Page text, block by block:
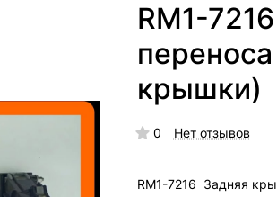
RM1-
крышки)
0 Нет отзывов
RM1-7216 Задняя